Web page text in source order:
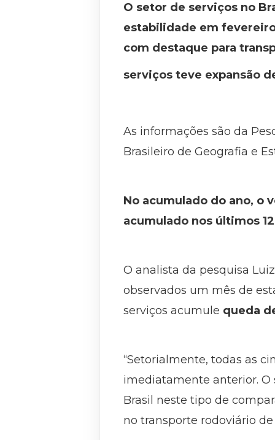
O setor de serviços no
estabilidade em
com destaque para
serviços teve expansão
As informações são da
Brasileiro de Geografia e
No acumulado do ano, o
acumulado nos últimos
O analista da pesquisa
observados um mês de
serviços acumule queda
“Setorialmente, todas as
imediatamente anterior. O
Brasil neste tipo de
no transporte rodoviário